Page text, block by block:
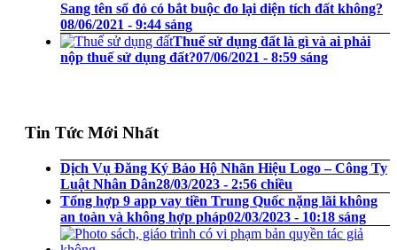
Sang tên sổ đỏ có bắt buộc đo lại diện tích đất không?
08/06/2021 - 9:44 sáng
Thuế sử dụng đất là gì và ai phải
nộp thuế sử dụng đất?07/06/2021 - 8:59 sáng
Tin Tức Mới Nhất
Dịch Vụ Đăng Ký Bảo Hộ Nhãn Hiệu Logo – Công Ty
Luật Nhân Dân28/03/2023 - 2:56 chiều
Tổng hợp 9 app vay tiền Trung Quốc nặng lãi không
an toàn và không hợp pháp02/03/2023 - 10:18 sáng